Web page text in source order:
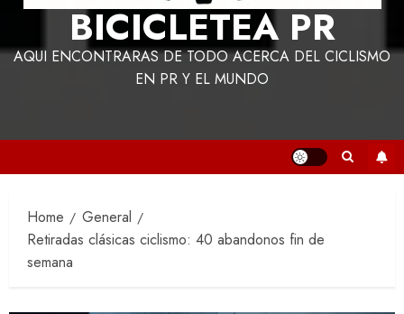
BICICLETEA PR
AQUI ENCONTRARAS DE TODO ACERCA DEL CICLISMO
EN PR Y EL MUNDO
Home
General
Retiradas clásicas ciclismo: 40 abandonos fin de
semana